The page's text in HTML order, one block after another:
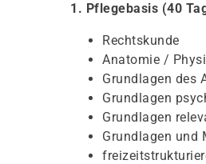
1. Pflegebasis (40
Rechtskunde
Anatomie /
Grundlagen des
Grundlagen
Grundlagen
Grundlagen und